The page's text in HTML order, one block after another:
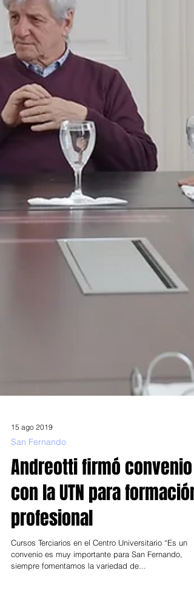
San Fernando
Andreotti firmó convenio
con la UTN para formación
profesional
Cursos Terciarios en el Centro Universitario “Es un